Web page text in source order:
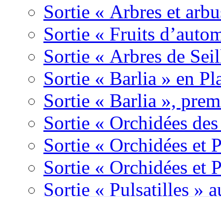
Sortie « Arbres et
Sortie « Fruits
Sortie « Arbres de
Sortie « Barlia » en
Sortie « Barlia »,
Sortie « Orchidées
Sortie « Orchidées et
Sortie « Orchidées et
Sortie « Pulsatilles »